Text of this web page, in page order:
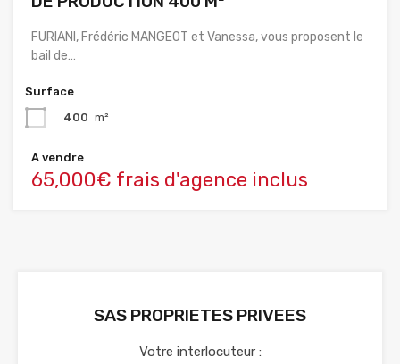
FURIANI, Frédéric MANGEOT et Vanessa, vous proposent le
bail de…
Surface
400 m²
A vendre
65,000€ frais d'agence inclus
SAS PROPRIETES PRIVEES
Votre interlocuteur :